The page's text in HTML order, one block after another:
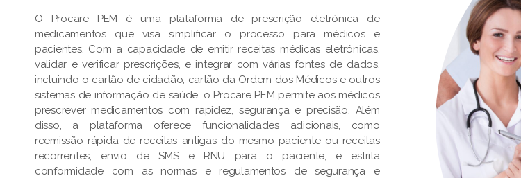
O Procare PEM é uma plataforma de prescrição eletrónica de
medicamentos que visa simplificar o processo para médicos e
pacientes. Com a capacidade de emitir receitas médicas eletrónicas,
validar e verificar prescrições, e integrar com várias fontes de dados,
incluindo o cartão de cidadão, cartão da Ordem dos Médicos e outros
sistemas de informação de saúde, o Procare PEM permite aos médicos
prescrever medicamentos com rapidez, segurança e precisão. Além
disso, a plataforma oferece funcionalidades adicionais, como
reemissão rápida de receitas antigas do mesmo paciente ou receitas
recorrentes, envio de SMS e RNU para o paciente, e estrita
conformidade com as normas e regulamentos de segurança e